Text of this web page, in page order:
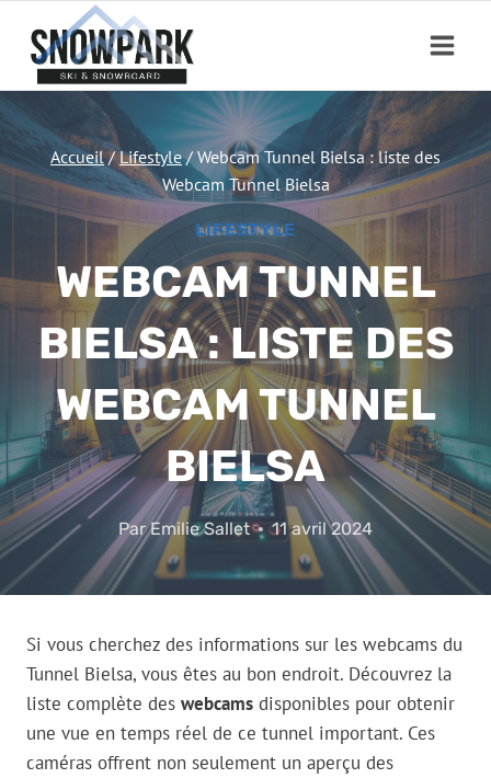
contenu
Accueil / Lifestyle / Webcam Tunnel Bielsa : liste des
Webcam Tunnel Bielsa
LIFESTYLE
WEBCAM TUNNEL
BIELSA : LISTE DES
WEBCAM TUNNEL
BIELSA
ParEmilie Sallet 11 avril 2024
Si vous cherchez des informations sur les webcams du
Tunnel Bielsa, vous êtes au bon endroit. Découvrez la
liste complète des webcams disponibles pour obtenir
une vue en temps réel de ce tunnel important. Ces
caméras offrent non seulement un aperçu des